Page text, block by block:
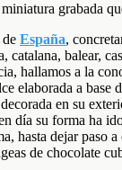
grabada
España,
catalana, balear,
hallamos a la
elaborada a base
en su
día su forma ha
hasta dejar paso
de chocolate